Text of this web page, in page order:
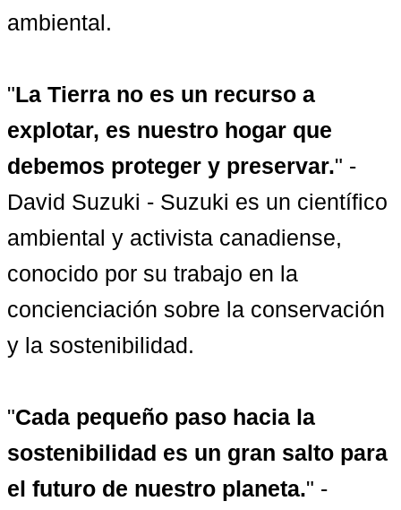
ambiental.
"La Tierra no es un recurso a
explotar, es nuestro hogar que
debemos proteger y preservar." -
David Suzuki - Suzuki es un científico
ambiental y activista canadiense,
conocido por su trabajo en la
concienciación sobre la conservación
y la sostenibilidad.
"Cada pequeño paso hacia la
sostenibilidad es un gran salto para
el futuro de nuestro planeta." -